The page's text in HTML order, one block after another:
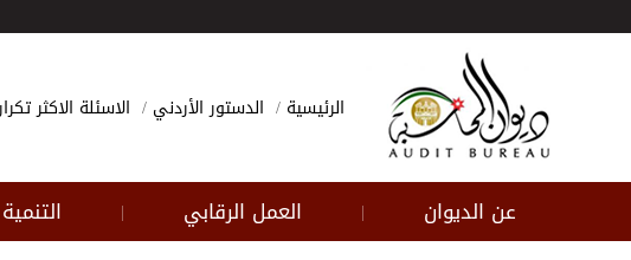
الرئيسية الدستور الأردني الاسئلة الاكثر
عن الديوان | العمل الرقابي |